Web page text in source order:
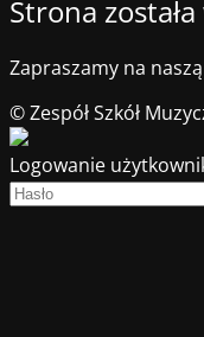
Strona
Zapraszamy na
© Zespół Szkół
Logowanie